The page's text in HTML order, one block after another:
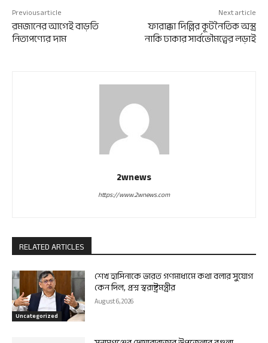
Previous article
রমজানের আগেই বাড়তি
নিত্যপণ্যের দাম
Next article
ফারাক্কা দিল্লির কূটনৈতিক অস্ত্র
নাকি ঢাকার সার্বভৌমত্বের লড়াই
2wnews
https://www.2wnews.com
RELATED ARTICLES
Uncategorized
শেখ হাসিনাকে ভারত গণমাধ্যমে কথা বলার সুযোগ
কেন দিল, প্রশ্ন স্বরাষ্ট্রমন্ত্রীর
August 6, 2026